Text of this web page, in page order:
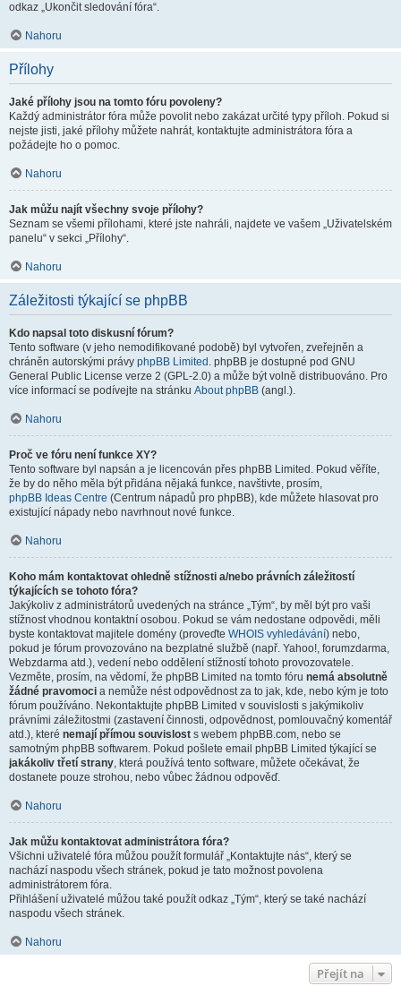
odkaz „Ukončit sledování fóra“.
Nahoru
Přílohy
Jaké přílohy jsou na tomto fóru povoleny?
Každý administrátor fóra může povolit nebo zakázat určité typy příloh. Pokud si
nejste jisti, jaké přílohy můžete nahrát, kontaktujte administrátora fóra a
požádejte ho o pomoc.
Nahoru
Jak můžu najít všechny svoje přílohy?
Seznam se všemi přílohami, které jste nahráli, najdete ve vašem „Uživatelském
panelu“ v sekci „Přílohy“.
Nahoru
Záležitosti týkající se phpBB
Kdo napsal toto diskusní fórum?
Tento software (v jeho nemodifikované podobě) byl vytvořen, zveřejněn a
chráněn autorskými právy phpBB Limited . phpBB je dostupné pod GNU
General Public License verze 2 (GPL-2.0) a může být volně distribuováno. Pro
více informací se podívejte na stránku About phpBB (angl.).
Nahoru
Proč ve fóru není funkce XY?
Tento software byl napsán a je licencován přes phpBB Limited. Pokud věříte,
že by do něho měla být přidána nějaká funkce, navštivte, prosím,
phpBB Ideas Centre (Centrum nápadů pro phpBB), kde můžete hlasovat pro
existující nápady nebo navrhnout nové funkce.
Nahoru
Koho mám kontaktovat ohledně stížnosti a/nebo právních záležitostí
týkajících se tohoto fóra?
Jakýkoliv z administrátorů uvedených na stránce „Tým“, by měl být pro vaši
stížnost vhodnou kontaktní osobou. Pokud se vám nedostane odpovědi, měli
byste kontaktovat majitele domény (proveďte WHOIS vyhledávání) nebo,
pokud je fórum provozováno na bezplatné službě (např. Yahoo!, forumzdarma,
Webzdarma atd.), vedení nebo oddělení stížností tohoto provozovatele.
Vezměte, prosím, na vědomí, že phpBB Limited na tomto fóru nemá absolutně
žádné pravomoci a nemůže nést odpovědnost za to jak, kde, nebo kým je toto
fórum používáno. Nekontaktujte phpBB Limited v souvislosti s jakýmikoliv
právními záležitostmi (zastavení činnosti, odpovědnost, pomlouvačný komentář
atd.), které nemají přímou souvislost s webem phpBB.com, nebo se
samotným phpBB softwarem. Pokud pošlete email phpBB Limited týkající se
jakákoliv třetí strany, která používá tento software, můžete očekávat, že
dostanete pouze strohou, nebo vůbec žádnou odpověď.
Nahoru
Jak můžu kontaktovat administrátora fóra?
Všichni uživatelé fóra můžou použít formulář „Kontaktujte nás“, který se
nachází naspodu všech stránek, pokud je tato možnost povolena
administrátorem fóra.
Přihlášení uživatelé můžou také použít odkaz „Tým“, který se také nachází
naspodu všech stránek.
Nahoru
Přejít na